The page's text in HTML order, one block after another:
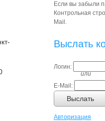
Если вы забыли
Контрольная
Mail.
Выслать
Логин:
или
E-Mail:
Выслать
Авторизация